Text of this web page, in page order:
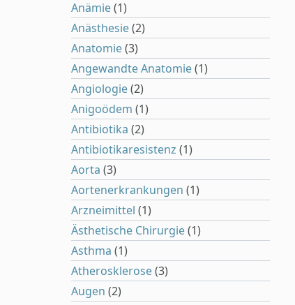
Anämie(1)
Anästhesie(2)
Anatomie(3)
Angewandte Anatomie(1)
Angiologie(2)
Anigoödem (1)
Antibiotika (2)
Antibiotikaresistenz (1)
Aorta (3)
Aortenerkrankungen (1)
Arzneimittel (1)
Ästhetische Chirurgie(1)
Asthma (1)
Atherosklerose(3)
Augen (2)